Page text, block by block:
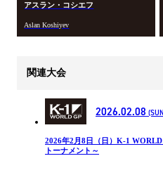
アスラン・コシエフ
Aslan Koshiyev
関連大会
2026.02.08
2026年2月8日（日）K-1
トーナメント～